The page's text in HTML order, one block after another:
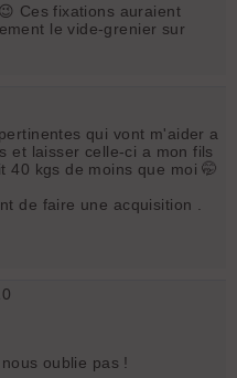
Ces fixations auraient
le vide-grenier sur
qui vont m'aider a
et laisser celle-ci a mon fils
40 kgs de moins que moi 🤭
de faire une acquisition .
oublie pas !